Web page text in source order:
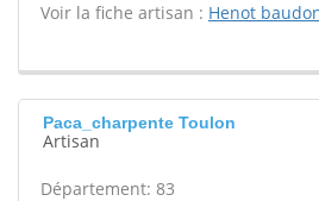
Voir la fiche artisan : Henot
Paca_charpente Toulon
Artisan
Département: 83